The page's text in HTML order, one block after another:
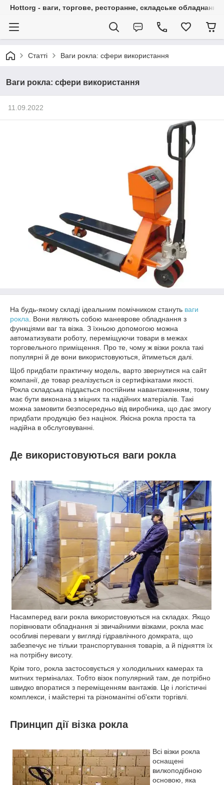
Hottorg - ваги, торгове, ресторанне, складське обладнання
Статті Ваги рокла: сфери використання
Ваги рокла: сфери використання
11.09.2022
На будь-якому складі ідеальним помічником стануть ваги
рокла . Вони являють собою маневрове обладнання з
функціями ваг та візка. З їхньою допомогою можна
автоматизувати роботу, переміщуючи товари в межах
торговельного приміщення. Про те, чому ж візки рокла такі
популярні й де вони використовуються, йтиметься далі.
Щоб придбати практичну модель, варто звернутися на сайт
компанії, де товар реалізується із сертифікатами якості.
Рокла складська піддається постійним навантаженням, тому
має бути виконана з міцних та надійних матеріалів. Такі
можна замовити безпосередньо від виробника, що дає змогу
придбати продукцію без націнок. Якісна рокла проста та
надійна в обслуговуванні.
Де використовуються ваги рокла
Насамперед ваги рокла використовуються на складах. Якщо
порівнювати обладнання зі звичайними візками, рокла має
особливі переваги у вигляді гідравлічного домкрата, що
забезпечує не тільки транспортування товарів, а й підняття їх
на потрібну висоту.
Крім того, рокла застосовується у холодильних камерах та
митних терміналах. Тобто візок популярний там, де потрібно
швидко впоратися з переміщенням вантажів. Це і логістичні
комплекси, і майстерні та різноманітні об'єкти торгівлі.
Принцип дії візка рокла
Всі візки рокла
оснащені
вилкоподібною
основою, яка